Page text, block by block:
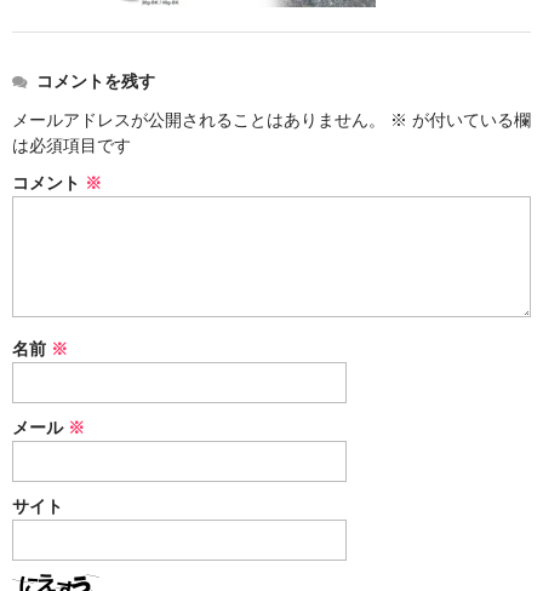
コメントを残す
メールアドレスが公開されることはありません。
※ が付いている欄
は必須項目です
コメント ※
名前 ※
メール ※
サイト